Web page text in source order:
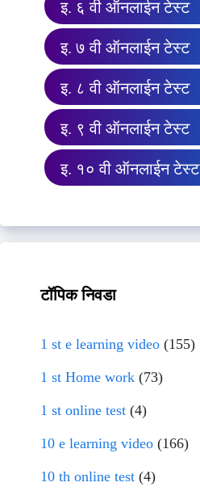
इ. ६ वी ऑनलाईन टेस्ट
इ. ७ वी ऑनलाईन टेस्ट
इ. ८ वी ऑनलाईन टेस्ट
इ. ९ वी ऑनलाईन टेस्ट
इ. १० वी ऑनलाईन टेस्ट
टॉपिक निवडा
1 st e learning video (155)
1 st Home work (73)
1 st online test (4)
10 e learning video (166)
10 th online test (4)